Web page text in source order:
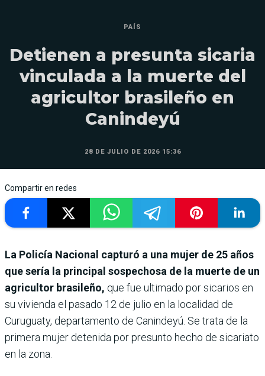
PAÍS
Detienen a presunta sicaria
vinculada a la muerte del
agricultor brasileño en
Canindeyú
28 DE JULIO DE 2026 15:36
Compartir en redes
La Policía Nacional capturó a una mujer de 25 años
que sería la principal sospechosa de la muerte de un
agricultor brasileño, que fue ultimado por sicarios en
su vivienda el pasado 12 de julio en la localidad de
Curuguaty, departamento de Canindeyú. Se trata de la
primera mujer detenida por presunto hecho de sicariato
en la zona.